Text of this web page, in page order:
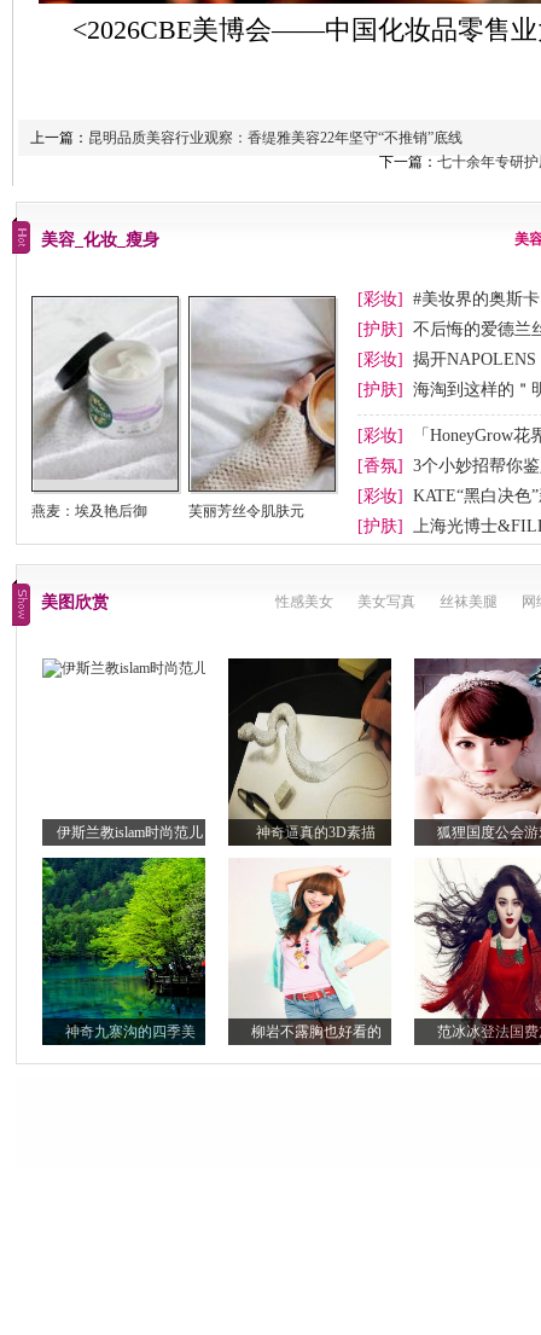
<2026CBE美博会——中国化妆品零售
上一篇： 昆明品质美容行业观察：香缇雅美容22年坚守“不推销”底线
下一篇： 七十余年专研
美容_化妆_瘦身 美
燕麦：埃及艳后御 芙丽芳丝令肌肤元
[彩妆]
#美妆界的奥斯
[护肤]
不后悔的爱德兰
[彩妆]
揭开
Beverly H
[护肤] 海淘到这样的＂
[彩妆]
「HoneyGrow
[香氛]
3个小妙招帮你
[彩妆]
KATE“黑白决色
[护肤]
上海光博士
美图欣赏 性感美女 美女写真 丝袜美腿 网
伊斯兰教islam时尚范儿 神奇逼真的3D素描 狐狸国度公会
神奇九寨沟的四季美 柳岩不露胸也好看的 范冰冰登法国